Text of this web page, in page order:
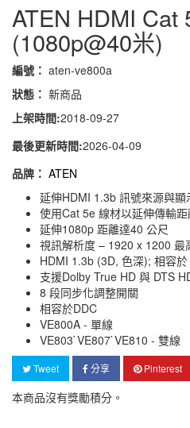
ATEN HDMI Cat
(1080p@40米)
編號： aten-ve800a
狀態： 新商品
上架時間:2018-09-27
最後更新時間:2026-04-09
品牌： ATEN
延伸HDMI 1.3b 訊號來源與
使用Cat 5e 線材以延伸傳輸
延伸1080p 距離達40 公尺
視訊解析度 – 1920 x 1200 最
HDMI 1.3b (3D, 色深); 相容
支援Dolby True HD 與 DTS
8 段同步化調整開關
相容於DDC
VE800A - 單線
VE803`VE807`VE810 - 雙線
Tweet 分享 Pinterest
本商品沒有獎勵積分。